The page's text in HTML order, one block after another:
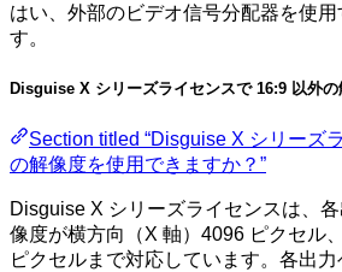
はい、外部のビデオ信号分配器を使
す。
Disguise X シリーズライセンスで 16:9 以外の
Section titled “Disguise X シリーズ
の解像度を使用できますか？”
Disguise X シリーズライセンスは、
像度が横方向（X 軸）4096 ピクセル
ピクセルまで対応しています。各出力